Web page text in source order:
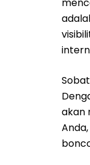
akan